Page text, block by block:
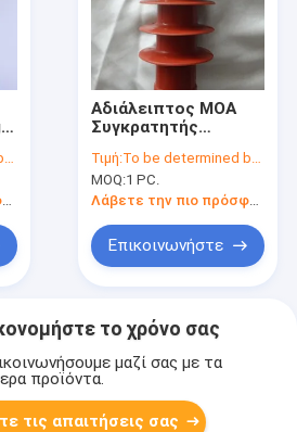
Λάβετε την πιο πρόσφατη τιμή
Αδιάλειπτος MOA
Συγκρατητής
σταθμό ηλεκτρικής
ενέργειας YH5WZ-
17/45
Τιμή:To be determined by type and quantity.
MOQ:1 PC.
Λάβετε την πιο πρόσφατη τιμή
Επικοινωνήστε
το χρόνο σας
μαζί σας με τα
προϊόντα.
τις απαιτήσεις σας